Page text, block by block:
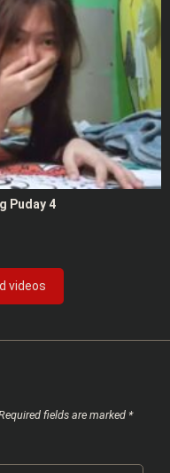
Puday 4
videos
fields are marked *